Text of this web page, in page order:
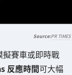
PR TIMES
賽車或即時戰
反應時間可大幅